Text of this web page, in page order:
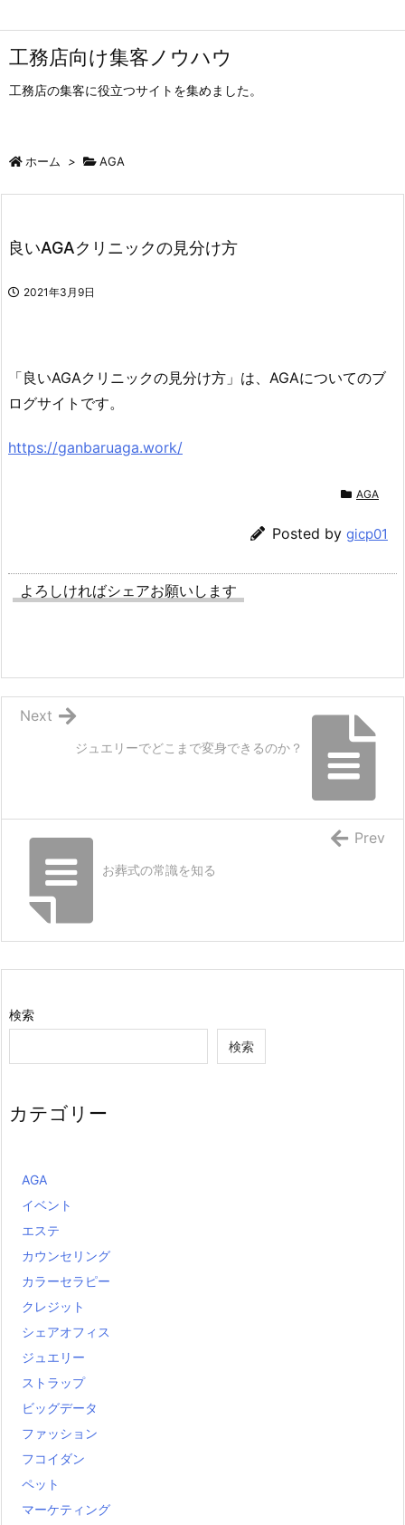
工務店向け集客ノウハウ
工務店の集客に役立つサイトを集めました。
ホーム > AGA
良いAGAクリニックの見分け方
2021年3月9日
「良いAGAクリニックの見分け方」は、AGAについてのブ
ログサイトです。
https://ganbaruaga.work/
AGA
Posted by gicp01
よろしければシェアお願いします
ジュエリーでどこまで変身できるのか？
Next
お葬式の常識を知る
Prev
検索
検索
カテゴリー
AGA
イベント
エステ
カウンセリング
カラーセラピー
クレジット
シェアオフィス
ジュエリー
ストラップ
ビッグデータ
ファッション
フコイダン
ペット
マーケティング